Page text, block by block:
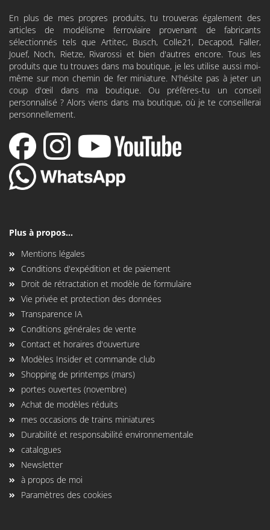
En plus de mes propres produits, tu trouveras également des
articles de modélisme ferroviaire provenant de fabricants
sélectionnés tels que Artitec, Busch, Colle21 , Decapod, Faller,
Jouef, Noch, Rietze, Rivarossi et bien d'autres encore. Tous les
produits que tu trouves dans ma boutique, je les utilise aussi moi-
même sur mon chemin de fer miniature. N'hésite pas à jeter un
coup d'œil dans ma boutique. Ou préfères-tu un conseil
personnalisé ? Alors viens dans ma boutique, où je te conseillerai
personnellement.
Plus à propos...
Mentions légales
Conditions d'expédition et de paiement
Droit de rétractation et modèle de formulaire
Vie privée et protection des données
Transparence IA
Conditions générales de vente
Contact et horaires d'ouverture
Modèles Insider et commande club
Shopping de printemps (mars)
portes ouvertes (novembre)
Achat de modèles réduits
mes occasions de trains miniatures
Durabilité et responsabilité environnementale
catalogues
Newsletter
à propos de moi
Paramètres des cookies